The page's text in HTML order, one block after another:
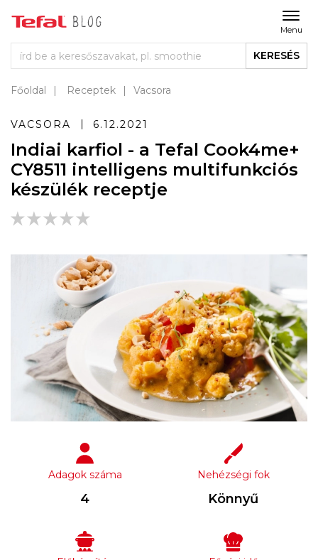
Menu
KERESÉS
Főoldal Receptek Vacsora
VACSORA 6.12.2021
Indiai karfiol - a Tefal Cook4me+
CY8511 intelligens multifunkciós
készülék receptje
Adagok száma
4
Nehézségi fok
Könnyű